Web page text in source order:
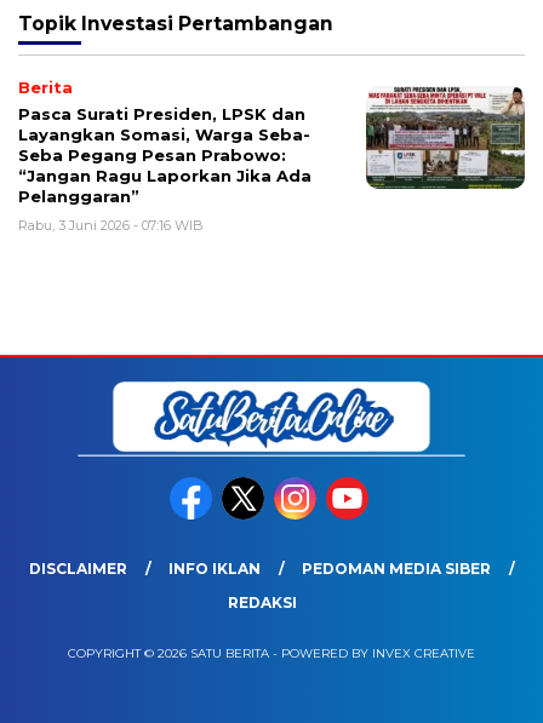
Topik Investasi Pertambangan
Berita
Pasca Surati Presiden, LPSK dan
Layangkan Somasi, Warga Seba-
Seba Pegang Pesan Prabowo:
“Jangan Ragu Laporkan Jika Ada
Pelanggaran”
Rabu, 3 Juni 2026 - 07:16 WIB
DISCLAIMER INFO IKLAN
PEDOMAN MEDIA SIBER
REDAKSI
COPYRIGHT © 2026 SATU BERITA - POWERED BY INVEX CREATIVE